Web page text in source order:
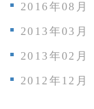
2016年08月
2013年03月
2013年02月
2012年12月